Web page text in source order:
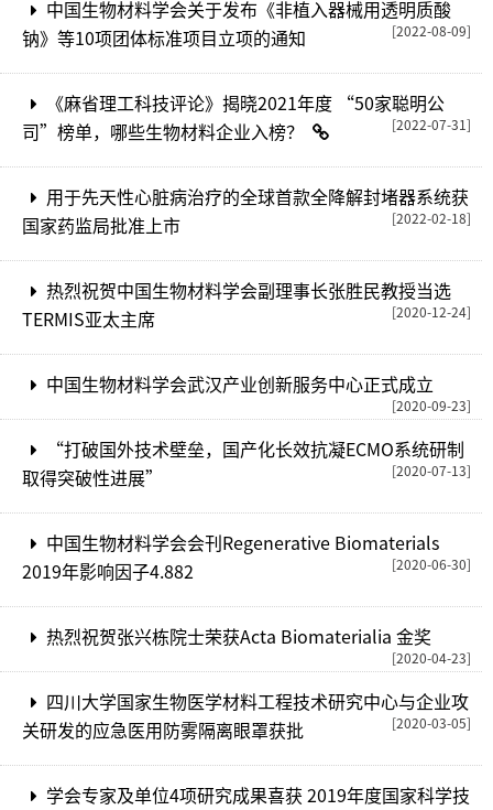
中国生物材料学会关于发布《非植入器械用透明质酸
钠》等10项团体标准项目立项的通知
[2022-08-09]
《麻省理工科技评论》揭晓2021年度 “50家聪明公
司”榜单，哪些生物材料企业入榜？
[2022-07-31]
用于先天性心脏病治疗的全球首款全降解封堵器系统获
国家药监局批准上市
[2022-02-18]
热烈祝贺中国生物材料学会副理事长张胜民教授当选
TERMIS亚太主席
[2020-12-24]
中国生物材料学会武汉产业创新服务中心正式成立
[2020-09-23]
“打破国外技术壁垒，国产化长效抗凝ECMO系统研制
取得突破性进展”
[2020-07-13]
中国生物材料学会会刊Regenerative Biomaterials
2019年影响因子4.882
[2020-06-30]
热烈祝贺张兴栋院士荣获Acta Biomaterialia 金奖
[2020-04-23]
四川大学国家生物医学材料工程技术研究中心与企业攻
关研发的应急医用防雾隔离眼罩获批
[2020-03-05]
学会专家及单位4项研究成果喜获 2019年度国家科学技